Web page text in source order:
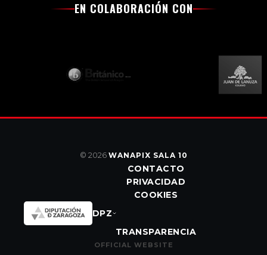
EN COLABORACIÓN CON
© 2026 WANAPIX SALA 10
CONTACTO
PRIVACIDAD
COOKIES
DPZ
TRANSPARENCIA
OFFICIAL WEBSITE